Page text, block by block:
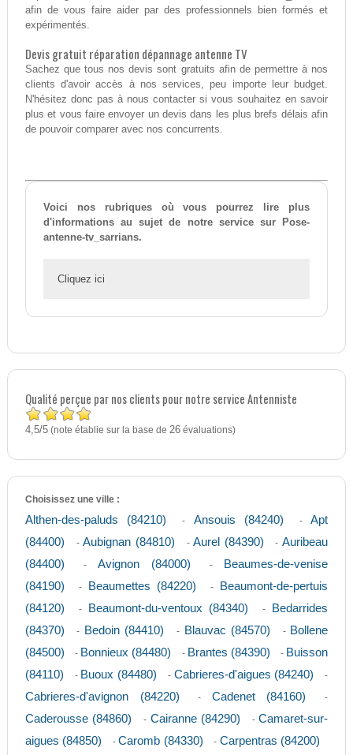
afin de vous faire aider par des professionnels bien formés et
expérimentés.
Devis gratuit réparation dépannage antenne TV
Sachez que tous nos devis sont gratuits afin de permettre à nos
clients d'avoir accès à nos services, peu importe leur budget.
N'hésitez donc pas à nous contacter si vous souhaitez en savoir
plus et vous faire envoyer un devis dans les plus brefs délais afin
de pouvoir comparer avec nos concurrents.
Voici nos rubriques où vous pourrez lire plus
d'informations au sujet de notre service sur Pose-
antenne-tv_sarrians.
Cliquez ici
Qualité perçue par nos clients pour notre service Antenniste
4,5/5(note établie sur la base de 26évaluations)
Choisissez une ville :
Althen-des-paluds (84210) - Ansouis (84240) -Apt
(84400)
-Aubignan (84810) -Aurel (84390) -Auribeau
(84400)
- Avignon (84000) -
Beaumes-de-venise
(84190)
- Beaumettes (84220) -
Beaumont-de-pertuis
(84120)
- Beaumont-du-ventoux (84340) -
Bedarrides
(84370)
- Bedoin (84410) - Blauvac (84570) - Bollene
(84500)
- Bonnieux (84480) - Brantes (84390) - Buisson
(84110)
- Buoux (84480) - Cabrieres-d'aigues (84240) -
Cabrieres-d'avignon (84220) - Cadenet (84160) -
Caderousse (84860) - Cairanne (84290) -Camaret-sur-
aigues (84850)
-Caromb (84330) - Carpentras (84200)